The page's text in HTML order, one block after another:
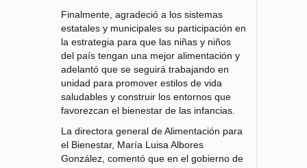
Finalmente, agradeció a los sistemas
estatales y municipales su participación en
la estrategia para que las niñas y niños
del país tengan una mejor alimentación y
adelantó que se seguirá trabajando en
unidad para promover estilos de vida
saludables y construir los entornos que
favorezcan el bienestar de las infancias.
La directora general de Alimentación para
el Bienestar, María Luisa Albores
González, comentó que en el gobierno de